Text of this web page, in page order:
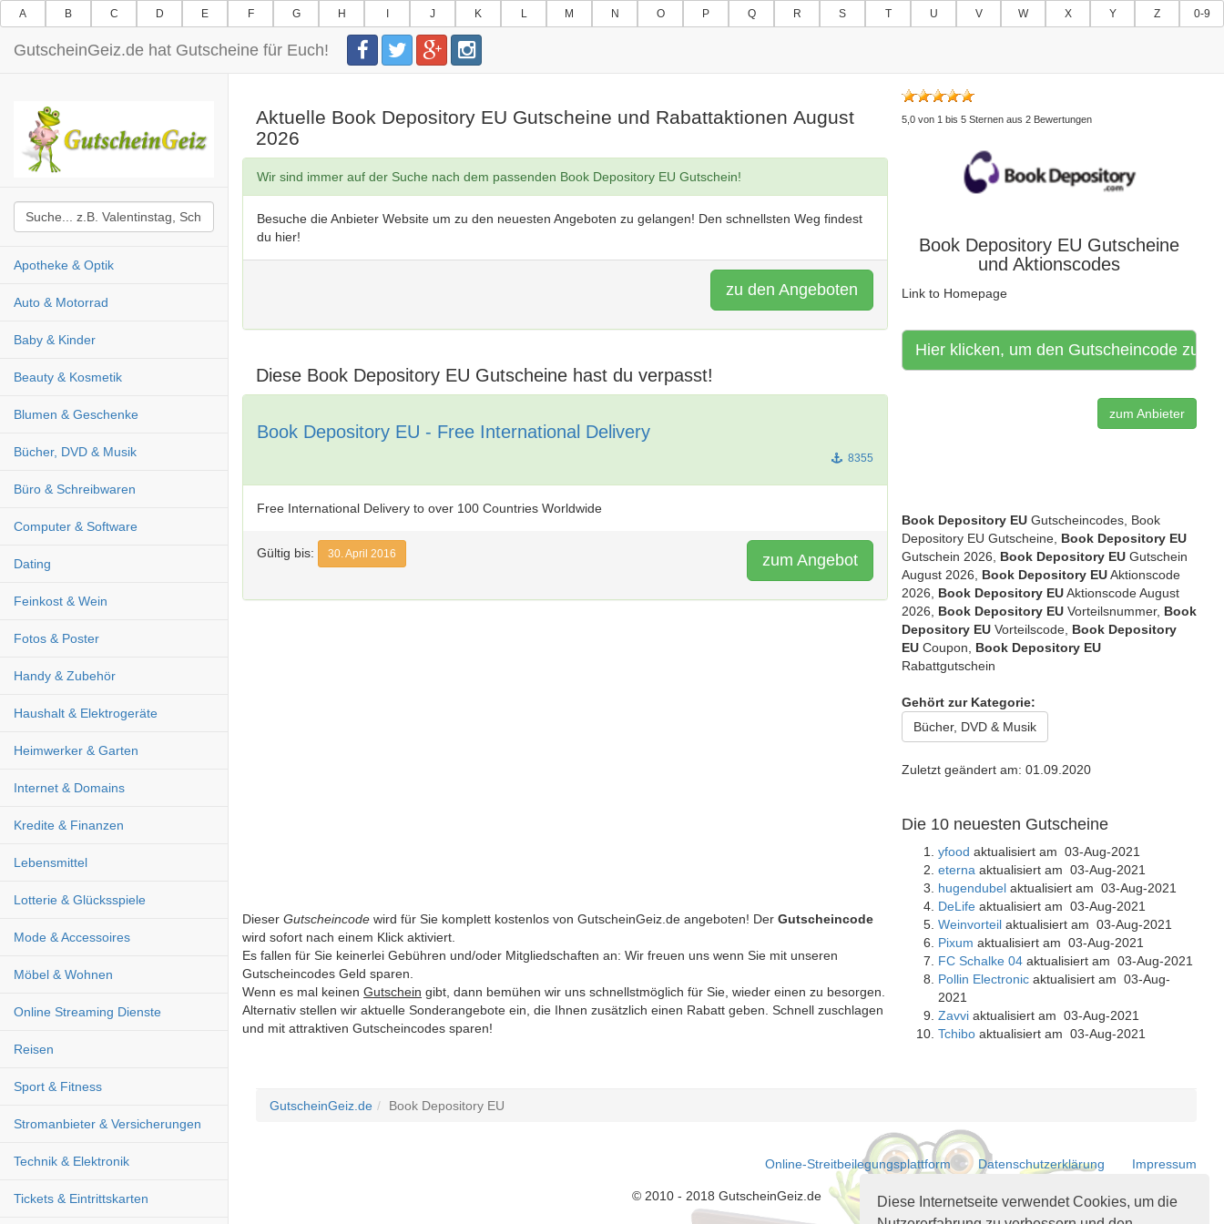
Diese Internetseite verwendet Cookies, um die
A B C D E F G H J K L M N O P Q R S T U V W X Y Z 0-9
GutscheinGeiz.de hat Gutscheine für Euch!
Apotheke & Optik
Auto & Motorrad
Baby & Kinder
Beauty & Kosmetik
Blumen & Geschenke
Bücher, DVD & Musik
Büro & Schreibwaren
Computer & Software
Dating
Feinkost & Wein
Fotos & Poster
Handy & Zubehör
Haushalt & Elektrogeräte
Heimwerker & Garten
Internet & Domains
Kredite & Finanzen
Lebensmittel
Lotterie & Glücksspiele
Mode & Accessoires
Möbel & Wohnen
Online Streaming Dienste
Reisen
Sport & Fitness
Stromanbieter & Versicherungen
Technik & Elektronik
Tickets & Eintrittskarten
Aktuelle Book Depository EU Gutscheine und Rabattaktionen August
2026
Wir sind immer auf der Suche nach dem passenden Book Depository EU Gutschein!
Besuche die Anbieter Website um zu den neuesten Angeboten zu gelangen! Den schnellsten Weg findest
du hier!
zu den Angeboten
Diese Book Depository EU Gutscheine hast du verpasst!
Book Depository EU - Free International Delivery
8355
Free International Delivery to over 100 Countries Worldwide
Gültig bis: 30. April 2016 zum Angebot
Dieser Gutscheincode wird für Sie komplett kostenlos von GutscheinGeiz.de angeboten! Der Gutscheincode
wird sofort nach einem Klick aktiviert.
Es fallen für Sie keinerlei Gebühren und/oder Mitgliedschaften an: Wir freuen uns wenn Sie mit unseren
Gutscheincodes Geld sparen.
Wenn es mal keinen Gutschein gibt, dann bemühen wir uns schnellstmöglich für Sie, wieder einen zu besorgen.
Alternativ stellen wir aktuelle Sonderangebote ein, die Ihnen zusätzlich einen Rabatt geben. Schnell zuschlagen
und mit attraktiven Gutscheincodes sparen!
5,0 von 1 bis 5Sternen aus 2 Bewertungen
Book Depository EU Gutscheine
und Aktionscodes
Link to Homepage
Hier klicken, um den Gutscheincode zu
zum Anbieter
Book Depository EUGutscheincodes, Book
Depository EU Gutscheine, Book Depository EU
Gutschein 2026, Book Depository EUGutschein
August 2026, Book Depository EUAktionscode
2026, Book Depository EUAktionscode August
2026, Book Depository EUVorteilsnummer, Book
Depository EUVorteilscode, Book Depository
EUCoupon, Book Depository EU
Rabattgutschein
Gehört zur Kategorie:
Bücher, DVD & Musik
Zuletzt geändert am: 01.09.2020
Die 10 neuesten Gutscheine
yfood aktualisiert am 03-Aug-2021
eterna aktualisiert am 03-Aug-2021
hugendubelaktualisiert am 03-Aug-2021
DeLifeaktualisiert am 03-Aug-2021
Weinvorteilaktualisiert am 03-Aug-2021
Pixum aktualisiert am 03-Aug-2021
FC Schalke 04aktualisiert am 03-Aug-2021
Pollin Electronicaktualisiert am 03-Aug-
2021
Zavviaktualisiert am 03-Aug-2021
Tchiboaktualisiert am 03-Aug-2021
GutscheinGeiz.de Book Depository EU
Online-Streitbeilegungsplattform Datenschutzerklärung Impressum
© 2010 - 2018 GutscheinGeiz.de